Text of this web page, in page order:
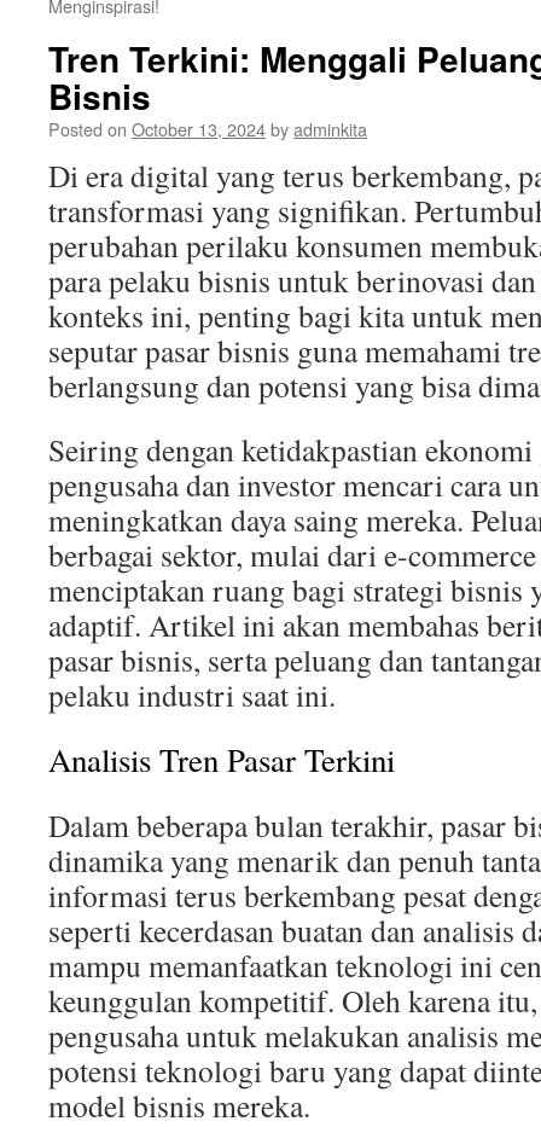
Menginspirasi!
Tren Terkini: Menggali
Bisnis
Posted on October 13, 2024byadminkita
Di era digital yang terus berkembang,
transformasi yang signifikan.
perubahan perilaku konsumen
para pelaku bisnis untuk berinovasi
konteks ini, penting bagi kita untuk
seputar pasar bisnis guna memahami
berlangsung dan potensi yang bisa
Seiring dengan ketidakpastian
pengusaha dan investor mencari cara
meningkatkan daya saing mereka.
berbagai sektor, mulai dari e-
menciptakan ruang bagi strategi bisnis
adaptif. Artikel ini akan membahas
pasar bisnis, serta peluang dan
pelaku industri saat ini.
Analisis Tren Pasar Terkini
Dalam beberapa bulan terakhir, pasar
dinamika yang menarik dan penuh
informasi terus berkembang pesat
seperti kecerdasan buatan dan analisis
mampu memanfaatkan teknologi ini
keunggulan kompetitif. Oleh karena
pengusaha untuk melakukan analisis
potensi teknologi baru yang dapat
model bisnis mereka.